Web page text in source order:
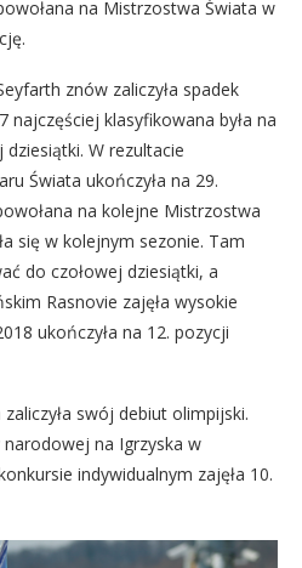
na Mistrzostwa Świata w
znów zaliczyła spadek
najczęściej klasyfikowana była na
W rezultacie
Świata ukończyła na 29.
na kolejne Mistrzostwa
się w kolejnym sezonie. Tam
do czołowej dziesiątki, a
Rasnovie zajęła wysokie
ukończyła na 12. pozycji
swój debiut olimpijski.
narodowej na Igrzyska w
indywidualnym zajęła 10.